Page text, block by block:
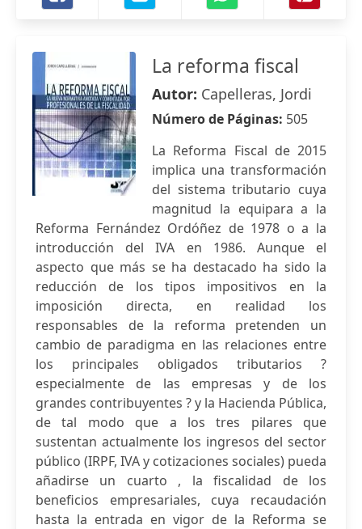
La reforma fiscal
Autor: Capelleras, Jordi
Número de Páginas: 505
La Reforma Fiscal de 2015
implica una transformación
del sistema tributario cuya
magnitud la equipara a la
Reforma Fernández Ordóñez de 1978 o a la
introducción del IVA en 1986. Aunque el
aspecto que más se ha destacado ha sido la
reducción de los tipos impositivos en la
imposición directa, en realidad los
responsables de la reforma pretenden un
cambio de paradigma en las relaciones entre
los principales obligados tributarios ?
especialmente de las empresas y de los
grandes contribuyentes ? y la Hacienda Pública,
de tal modo que a los tres pilares que
sustentan actualmente los ingresos del sector
público (IRPF, IVA y cotizaciones sociales) pueda
añadirse un cuarto , la fiscalidad de los
beneficios empresariales, cuya recaudación
hasta la entrada en vigor de la Reforma se